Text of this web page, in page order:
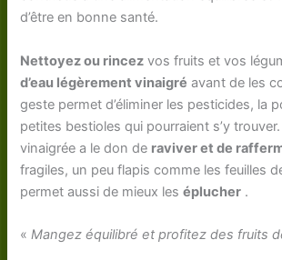
d’être en bonne santé.
Nettoyez ou rincez vos fruits et vos
d’eau légèrement vinaigré avant de les
geste permet d’éliminer les pesticides, la
petites bestioles qui pourraient s’y trouver.
vinaigrée a le don de raviver et de
fragiles, un peu flapis comme les feuilles
permet aussi de mieux leséplucher .
«Mangez équilibré et profitez des fruits